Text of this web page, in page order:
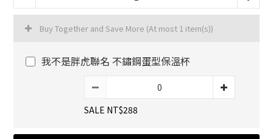
Buy Together and Save More (At most 1 item(s))
我不是胖虎聯名 不鏽鋼蛋型保溫杯
SALE NT$288